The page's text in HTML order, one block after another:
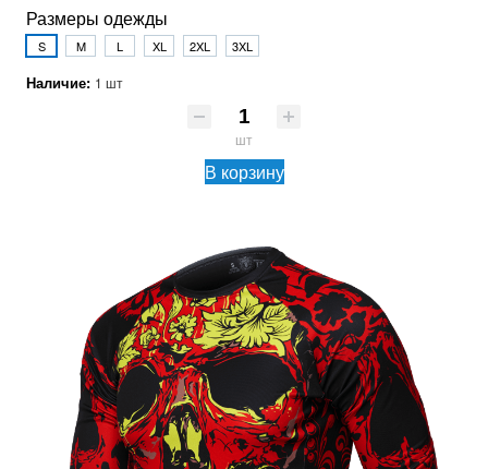
Размеры одежды
S M L XL 2XL 3XL
Наличие: 1 шт
шт
В корзину